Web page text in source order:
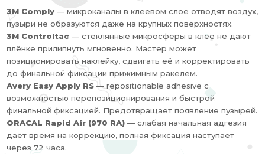
3M Comply — микроканалы в клеевом слое отводят воздух,
пузыри не образуются даже на крупных поверхностях.
3M Controltac — стеклянные микросферы в клее не дают
плёнке прилипнуть мгновенно. Мастер может
позиционировать наклейку, сдвигать её и корректировать
до финальной фиксации прижимным ракелем.
Avery Easy Apply RS — repositionable adhesive с
возможностью перепозиционирования и быстрой
финальной фиксацией. Предотвращает появление пузырей.
ORACAL Rapid Air (970 RA) — слабая начальная адгезия
даёт время на коррекцию, полная фиксация наступает
через 72 часа.